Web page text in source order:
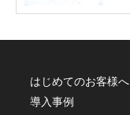
はじめてのお客様へ
導入事例